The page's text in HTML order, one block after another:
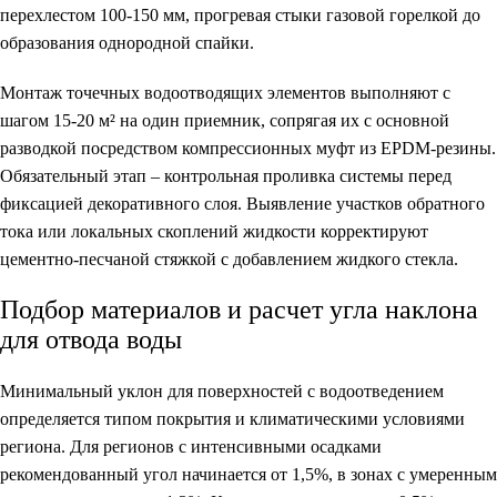
перехлестом 100-150 мм, прогревая стыки газовой горелкой до
образования однородной спайки.
Монтаж точечных водоотводящих элементов выполняют с
шагом 15-20 м² на один приемник, сопрягая их с основной
разводкой посредством компрессионных муфт из EPDM-резины.
Обязательный этап – контрольная проливка системы перед
фиксацией декоративного слоя. Выявление участков обратного
тока или локальных скоплений жидкости корректируют
цементно-песчаной стяжкой с добавлением жидкого стекла.
Подбор материалов и расчет угла наклона
для отвода воды
Минимальный уклон для поверхностей с водоотведением
определяется типом покрытия и климатическими условиями
региона. Для регионов с интенсивными осадками
рекомендованный угол начинается от 1,5%, в зонах с умеренным